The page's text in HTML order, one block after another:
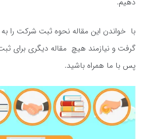
با خواندن این مقاله نحوه ثبت شرکت را
گرفت و نیازمند هیچ مقاله دیگری برای
پس با ما همراه باشید.